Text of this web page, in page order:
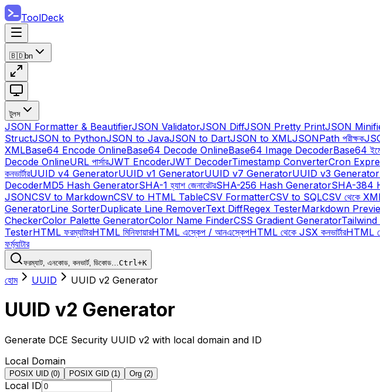
ToolDeck
🇧🇩bn
টুলস
JSON Formatter & BeautifierJSON ValidatorJSON DiffJSON Pretty PrintJSON
StructJSON to PythonJSON to JavaJSON to DartJSON to XMLJSONPath পরীক্ষক
XMLBase64 Encode OnlineBase64 Decode OnlineBase64 Image DecoderBase64
Decode OnlineURL পার্সারJWT EncoderJWT DecoderTimestamp ConverterCron
কনভার্টারUUID v4 GeneratorUUID v1 GeneratorUUID v7 GeneratorUUID v3 Generator
DecoderMD5 Hash GeneratorSHA-1 হ্যাশ জেনারেটরSHA-256 Hash GeneratorSHA-384
JSONCSV to MarkdownCSV to HTML TableCSV FormatterCSV to SQLCSV থেকে XML
GeneratorLine SorterDuplicate Line RemoverText DiffRegex TesterMarkdown
CheckerColor Palette GeneratorColor Name FinderCSS Gradient Generator
TesterHTML ফরম্যাটারHTML মিনিফায়ারHTML এস্কেপ / আনএস্কেপHTML থেকে JSX কনভার্টারHTML
ফর্ম্যাটার
ফরম্যাট, এনকোড, কনভার্ট, ডিকোড…Ctrl+K
হোম UUID UUID v2 Generator
UUID v2 Generator
Generate DCE Security UUID v2 with local domain and ID
Local Domain
POSIX UID (0) POSIX GID (1) Org (2)
Local ID